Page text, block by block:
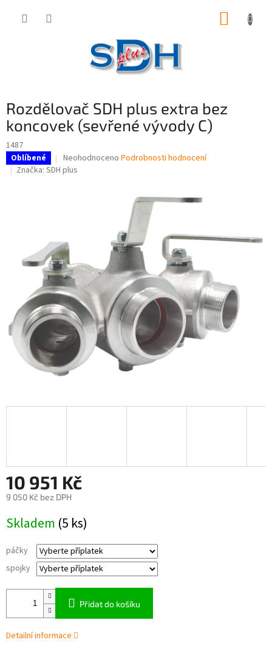
Rozdělovač SDH plus extra bez
koncovek (sevřené vývody C)
1487
Oblíbené
Průměrné
hodnocení
Neohodnoceno Podrobnosti hodnocení
Značka: SDH plus
10 951 Kč
9 050 Kč bez DPH
cena:
Skladem (5 ks)
páčky
spojky
Přidat do košíku
Detailní informace